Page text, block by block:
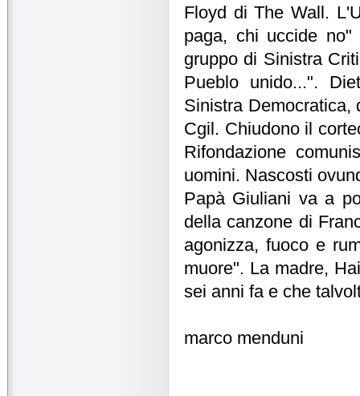
Floyd di The Wall.
paga, chi uccide
gruppo di Sinistra
Pueblo unido...".
Sinistra Democratica,
Cgil. Chiudono il
Rifondazione
uomini. Nascosti
Papà Giuliani va a
della canzone di
agonizza, fuoco e
muore". La madre,
sei anni fa e che
marco menduni